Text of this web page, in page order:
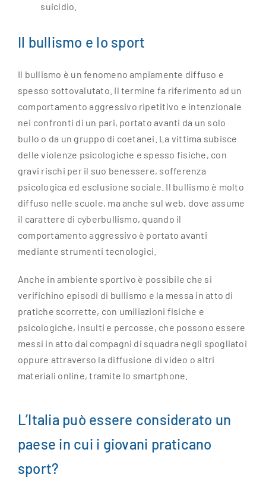
suicidio.
Il bullismo e lo sport
Il bullismo è un fenomeno ampiamente diffuso e
spesso sottovalutato. Il termine fa riferimento ad un
comportamento aggressivo ripetitivo e intenzionale
nei confronti di un pari, portato avanti da un solo
bullo o da un gruppo di coetanei. La vittima subisce
delle violenze psicologiche e spesso fisiche, con
gravi rischi per il suo benessere, sofferenza
psicologica ed esclusione sociale. Il bullismo è molto
diffuso nelle scuole, ma anche sul web, dove assume
il carattere di cyberbullismo, quando il
comportamento aggressivo è portato avanti
mediante strumenti tecnologici.
Anche in ambiente sportivo è possibile che si
verifichino episodi di bullismo e la messa in atto di
pratiche scorrette, con umiliazioni fisiche e
psicologiche, insulti e percosse, che possono essere
messi in atto dai compagni di squadra negli spogliatoi
oppure attraverso la diffusione di video o altri
materiali online, tramite lo smartphone.
L’Italia può essere considerato un
paese in cui i giovani praticano
sport?